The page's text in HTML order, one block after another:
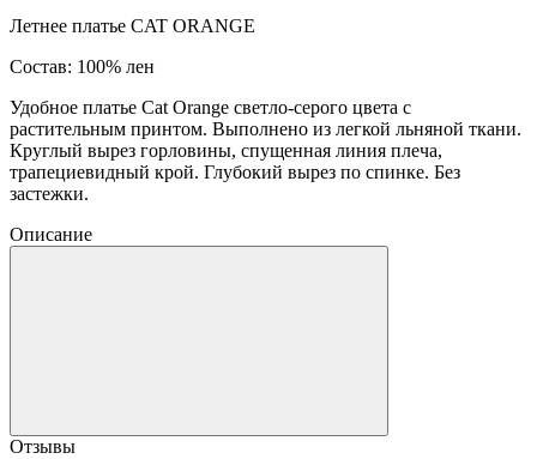
Летнее платье CAT ORANGE
Состав: 100% лен
Удобное платье Cat Orange светло-серого цвета с
растительным принтом. Выполнено из легкой льняной ткани.
Круглый вырез горловины, спущенная линия плеча,
трапециевидный крой. Глубокий вырез по спинке. Без
застежки.
Описание
Отзывы